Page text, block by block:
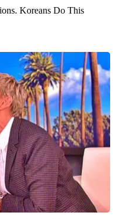
Koreans Do This